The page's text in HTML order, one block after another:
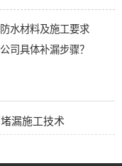
水材料及施工要求
司具体补漏步骤？
漏施工技术